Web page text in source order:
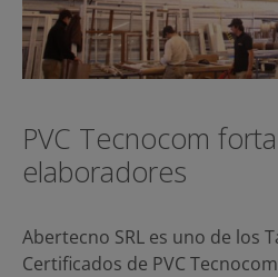
PVC Tecnocom
elaboradores
Abertecno SRL es uno de los
Certificados de PVC